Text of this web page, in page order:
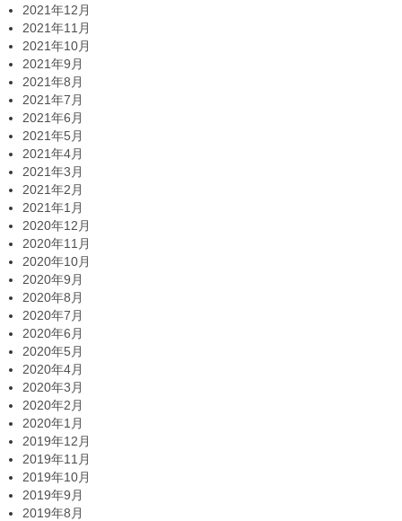
2021年12月
2021年11月
2021年10月
2021年9月
2021年8月
2021年7月
2021年6月
2021年5月
2021年4月
2021年3月
2021年2月
2021年1月
2020年12月
2020年11月
2020年10月
2020年9月
2020年8月
2020年7月
2020年6月
2020年5月
2020年4月
2020年3月
2020年2月
2020年1月
2019年12月
2019年11月
2019年10月
2019年9月
2019年8月